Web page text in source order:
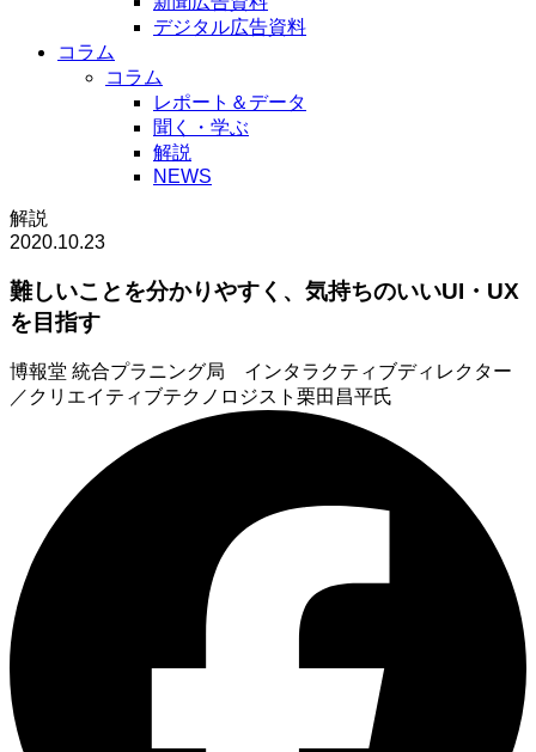
デジタル広告資料
コラム
コラム
レポート＆データ
聞く・学ぶ
解説
NEWS
解説
2020.10.23
難しいことを分かりやすく、気持ちのいいUI・UX
を目指す
博報堂 統合プラニング局 インタラクティブディレクター
／クリエイティブテクノロジスト 栗田昌平氏